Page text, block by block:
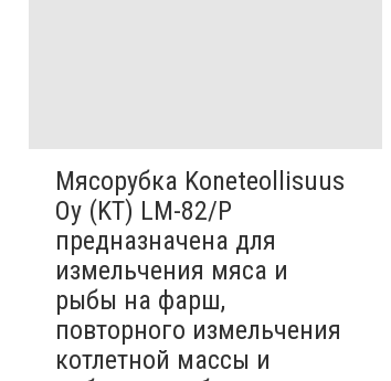
Мясорубка Koneteollisuus
Oy (KT)​ LM-82/P
предназначена для
измельчения мяса и
рыбы на фарш,
повторного измельчения
котлетной массы и